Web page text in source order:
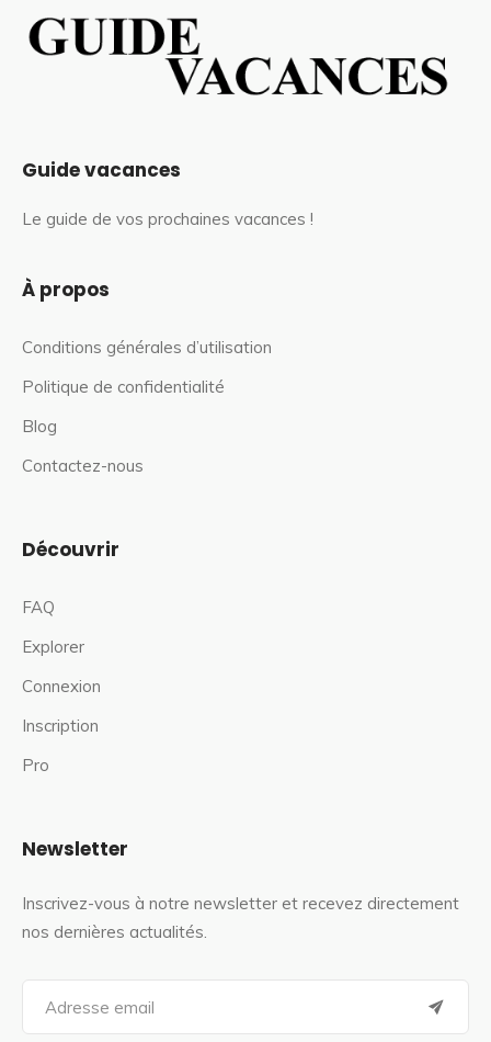
Guide vacances
Le guide de vos prochaines vacances !
À propos
Conditions générales d’utilisation
Politique de confidentialité
Blog
Contactez-nous
Découvrir
FAQ
Explorer
Connexion
Inscription
Pro
Newsletter
Inscrivez-vous à notre newsletter et recevez directement
nos dernières actualités.
a